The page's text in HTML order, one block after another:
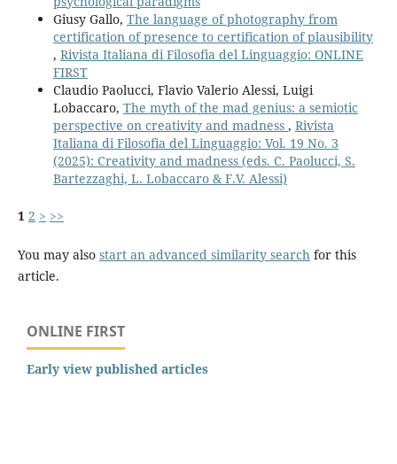
Giusy Gallo, The language of photography from
certification of presence to certification of plausibility
, Rivista Italiana di Filosofia del Linguaggio: ONLINE
FIRST
Claudio Paolucci, Flavio Valerio Alessi, Luigi
Lobaccaro, The myth of the mad genius: a semiotic
perspective on creativity and madness , Rivista
Italiana di Filosofia del Linguaggio: Vol. 19 No. 3
(2025): Creativity and madness (eds. C. Paolucci, S.
Bartezzaghi, L. Lobaccaro & F.V. Alessi)
1 2 > >>
You may also start an advanced similarity search for this
article.
ONLINE FIRST
Early view published articles